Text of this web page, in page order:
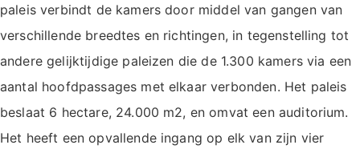
paleis verbindt de kamers door middel van gangen van
verschillende breedtes en richtingen, in tegenstelling tot
andere gelijktijdige paleizen die de 1.300 kamers via een
aantal hoofdpassages met elkaar verbonden. Het paleis
beslaat 6 hectare, 24.000 m2, en omvat een auditorium.
Het heeft een opvallende ingang op elk van zijn vier